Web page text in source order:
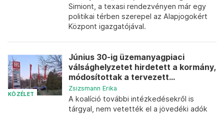
Simiont, a texasi rendezvényen már egy
politikai térben szerepel az Alapjogokért
Központ igazgatójával.
KÖZÉLET
Június 30-ig üzemanyagpiaci
válsághelyzetet hirdetett a kormány,
módosítottak a tervezett...
Zsizsmann Erika
A koalíció további intézkedésekről is
tárgyal, nem vetették el a jövedéki adók